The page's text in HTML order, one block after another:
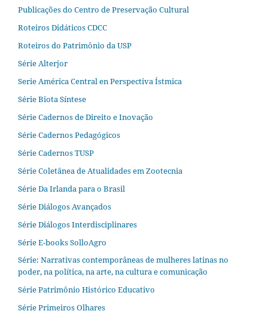
Publicações do Centro de Preservação Cultural
Roteiros Didáticos CDCC
Roteiros do Patrimônio da USP
Série Alterjor
Serie América Central en Perspectiva Ístmica
Série Biota Síntese
Série Cadernos de Direito e Inovação
Série Cadernos Pedagógicos
Série Cadernos TUSP
Série Coletânea de Atualidades em Zootecnia
Série Da Irlanda para o Brasil
Série Diálogos Avançados
Série Diálogos Interdisciplinares
Série E-books SolloAgro
Série: Narrativas contemporâneas de mulheres latinas no
poder, na política, na arte, na cultura e comunicação
Série Patrimônio Histórico Educativo
Série Primeiros Olhares